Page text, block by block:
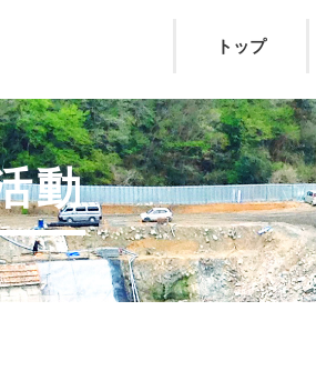
トップ
動